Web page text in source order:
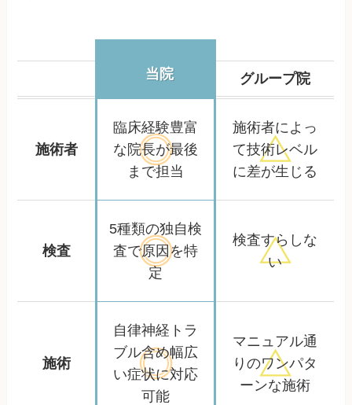
当院 グループ院
施術者
臨床経験豊富
な院長が最後
まで担当
施術者によっ
て技術レベル
に差が生じる
検査
5種類の独自検
査で原因を特
定
検査すらしな
い
施術
自律神経トラ
ブル含め幅広
い症状に対応
可能
マニュアル通
りのワンパタ
ーンな施術